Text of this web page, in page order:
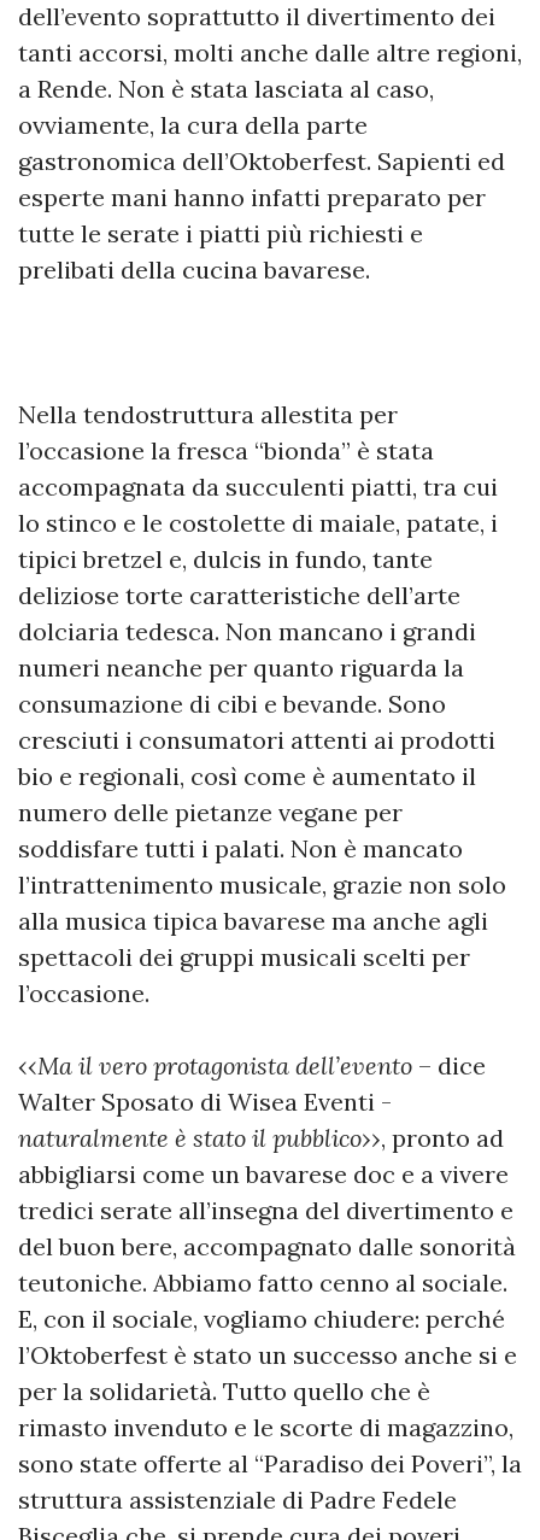
dell’evento soprattutto il divertimento dei
tanti accorsi, molti anche dalle altre regioni,
a Rende. Non è stata lasciata al caso,
ovviamente, la cura della parte
gastronomica dell’Oktoberfest. Sapienti ed
esperte mani hanno infatti preparato per
tutte le serate i piatti più richiesti e
prelibati della cucina bavarese.
Nella tendostruttura allestita per
l’occasione la fresca “bionda” è stata
accompagnata da succulenti piatti, tra cui
lo stinco e le costolette di maiale, patate, i
tipici bretzel e, dulcis in fundo, tante
deliziose torte caratteristiche dell’arte
dolciaria tedesca. Non mancano i grandi
numeri neanche per quanto riguarda la
consumazione di cibi e bevande. Sono
cresciuti i consumatori attenti ai prodotti
bio e regionali, così come è aumentato il
numero delle pietanze vegane per
soddisfare tutti i palati. Non è mancato
l’intrattenimento musicale, grazie non solo
alla musica tipica bavarese ma anche agli
spettacoli dei gruppi musicali scelti per
l’occasione.
‹‹Ma il vero protagonista dell’evento – dice
Walter Sposato di Wisea Eventi -
naturalmente è stato il pubblico››, pronto ad
abbigliarsi come un bavarese doc e a vivere
tredici serate all’insegna del divertimento e
del buon bere, accompagnato dalle sonorità
teutoniche. Abbiamo fatto cenno al sociale.
E, con il sociale, vogliamo chiudere: perché
l’Oktoberfest è stato un successo anche si e
per la solidarietà. Tutto quello che è
rimasto invenduto e le scorte di magazzino,
sono state offerte al “Paradiso dei Poveri”, la
struttura assistenziale di Padre Fedele